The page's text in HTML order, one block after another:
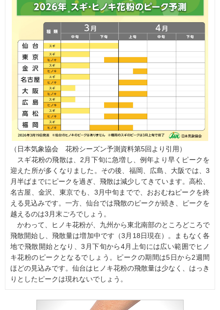
（日本気象協会 花粉シーズン予測資料第5回より引用）
スギ花粉の飛散は、2月下旬に急増し、例年より早くピークを
迎えた所が多くなりました。その後、福岡、広島、大阪では、3
月半ばまでにピークを過ぎ、飛散は減少してきています。高松、
名古屋、金沢、東京でも、3月中旬までで、おおむねピークを終
える見込みです。一方、仙台では飛散のピークが続き、ピークを
越えるのは3月末ごろでしょう。
かわって、ヒノキ花粉が、九州から東北南部のところどころで
飛散開始し、飛散量は増加中です（3月18日現在）。まもなく各
地で飛散開始となり、3月下旬から4月上旬には広い範囲でヒノ
キ花粉のピークとなるでしょう。ピークの期間は5日から2週間
ほどの見込みです。仙台はヒノキ花粉の飛散量は少なく、はっき
りとしたピークは現れないでしょう。